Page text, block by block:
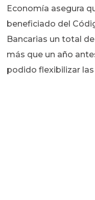
Economía asegura
beneficiado del
Bancarias un total
más que un año
podido flexibilizar